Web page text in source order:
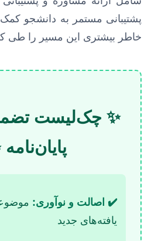
پشتیبانی مستمر به دانشجو کمک
خاطر بیشتری این مسیر را طی
✨ چک‌لیست
✔️ اصالت و نوآوری:
یافته‌های جدید